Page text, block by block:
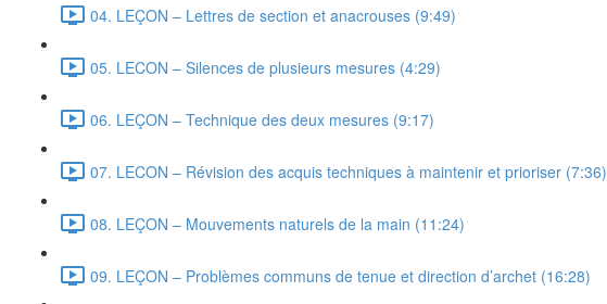
04. LEÇON – Lettres de section et anacrouses (9:49)
05. LECON – Silences de plusieurs mesures (4:29)
06. LEÇON – Technique des deux mesures (9:17)
07. LECON – Révision des acquis techniques à maintenir et prioriser (7:36)
08. LEÇON – Mouvements naturels de la main (11:24)
09. LEÇON – Problèmes communs de tenue et direction d’archet (16:28)